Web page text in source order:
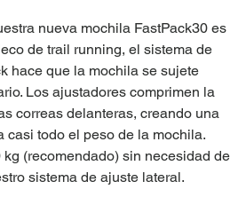
nueva mochila FastPack30 es
de trail running, el sistema de
hace que la mochila se sujete
Los ajustadores comprimen la
correas delanteras, creando una
casi todo el peso de la mochila.
(recomendado) sin necesidad de
sistema de ajuste lateral.